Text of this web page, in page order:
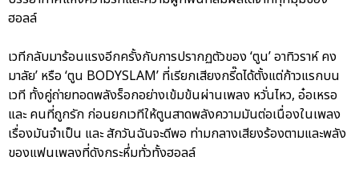
ฮอลล์
เวทีกลับมาร้อนแรงอีกครั้งกับการปรากฏตัวของ ‘ตูน’ อาทิวราห์ คง
มาลัย’ หรือ ‘ตูน BODYSLAM’ ที่เรียกเสียงกรี๊ดได้ตั้งแต่ก้าวแรกบน
เวที ทั้งคู่ถ่ายทอดพลังร็อกอย่างเข้มข้นผ่านเพลง หวั่นไหว, อ๋อเหรอ
และ คนที่ถูกรัก ก่อนยกเวทีให้ตูนสาดพลังความมันต่อเนื่องในเพลง
เรื่องมันจำเป็น และ สักวันฉันจะดีพอ ท่ามกลางเสียงร้องตามและพลัง
ของแฟนเพลงที่ดังกระหึ่มทั่วทั้งฮอลล์